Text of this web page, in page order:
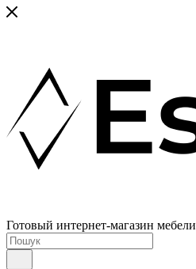
Готовый интернет-магазин мебели